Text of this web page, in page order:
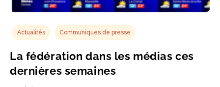
Actualités Communiqués de presse
La fédération dans les médias ces
dernières semaines